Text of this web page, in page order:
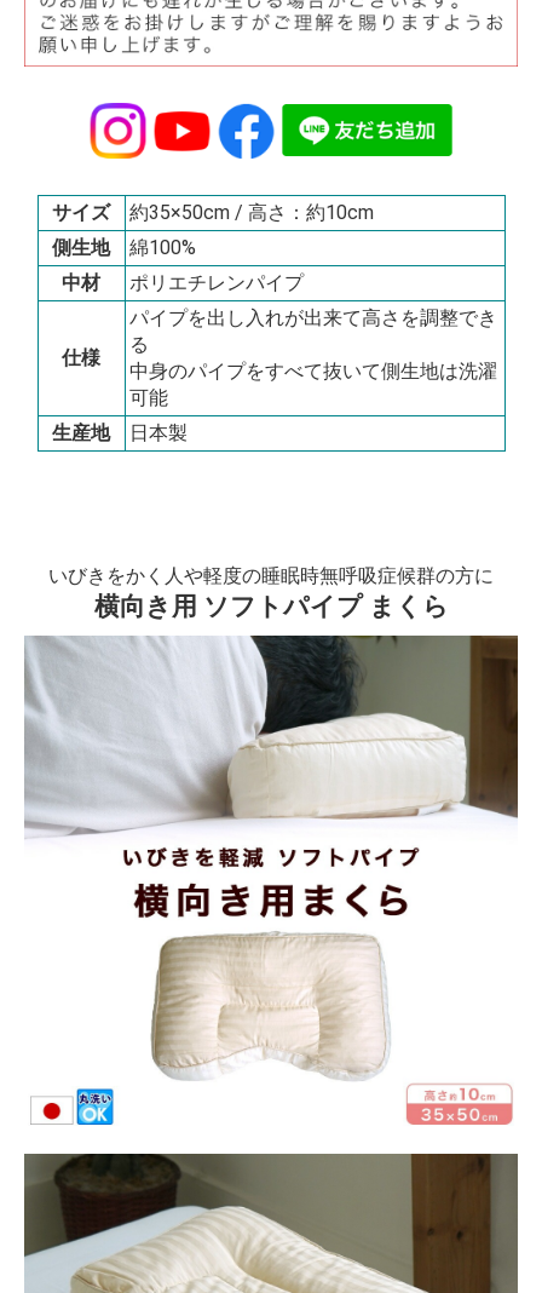
サイズ
約35×50cm / 高さ：約10cm
側生地
綿100%
中材
ポリエチレンパイプ
仕様
パイプを出し入れが出来て高さを調整でき
る
中身のパイプをすべて抜いて側生地は洗濯
可能
生産地
日本製
いびきをかく人や軽度の睡眠時無呼吸症候群の方に
横向き用 ソフトパイプ まくら